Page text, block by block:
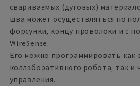
свариваемых (дуговых)
шва может осуществляться по
форсунки, концу проволоки и с
WireSense.
Его можно программировать как
коллаборативного робота, так и
управления.